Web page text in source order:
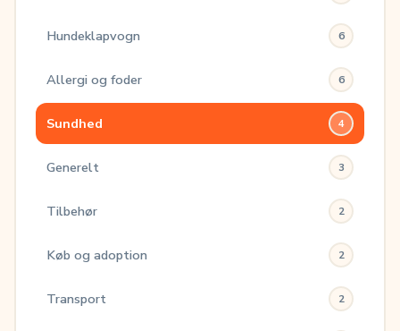
Hundeklapvogn 6
Allergi og foder 6
Sundhed 4
Generelt 3
Tilbehør 2
Køb og adoption 2
Transport 2